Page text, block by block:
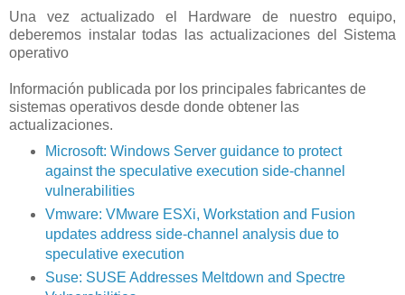
Una vez actualizado el Hardware de nuestro equipo,
deberemos instalar todas las actualizaciones del Sistema
operativo
Información publicada por los principales fabricantes de
sistemas operativos desde donde obtener las
actualizaciones.
Microsoft: Windows Server guidance to protect
against the speculative execution side-channel
vulnerabilities
Vmware: VMware ESXi, Workstation and Fusion
updates address side-channel analysis due to
speculative execution
Suse: SUSE Addresses Meltdown and Spectre